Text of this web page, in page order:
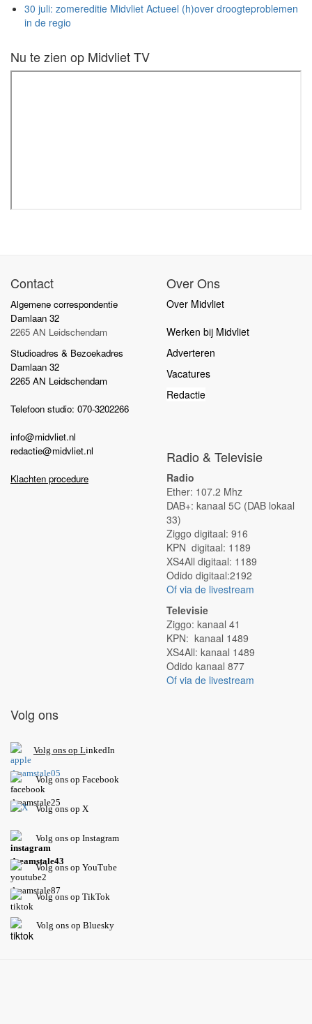
30 juli: zomereditie Midvliet Actueel (h)over droogteproblemen
in de regio
Nu te zien op Midvliet TV
Contact
Algemene correspondentie
Damlaan 32
2265 AN Leidschendam
Studioadres & Bezoekadres
Damlaan 32
2265 AN Leidschendam
Telefoon studio: 070-3202266
info@midvliet.nl
redactie@midvliet.nl
Klachten procedure
Over Ons
Over Midvliet
Werken bij Midvliet
Adverteren
Vacatures
Redactie
Radio & Televisie
Radio
Ether: 107.2 Mhz
DAB+: kanaal 5C (DAB lokaal
33)
Ziggo digitaal: 916
KPN digitaal: 1189
XS4All digitaal: 1189
Odido digitaal:2192
Of via de livestream
Televisie
Ziggo: kanaal 41
KPN: kanaal 1489
XS4All: kanaal 1489
Odido kanaal 877
Of via de livestream
Volg ons
Volg ons op LinkedIn
Volg ons op Facebook
Volg ons op X
Volg ons op Instagram
Volgons op YouTube
Volg ons op TikTok
Volg ons op Bluesky